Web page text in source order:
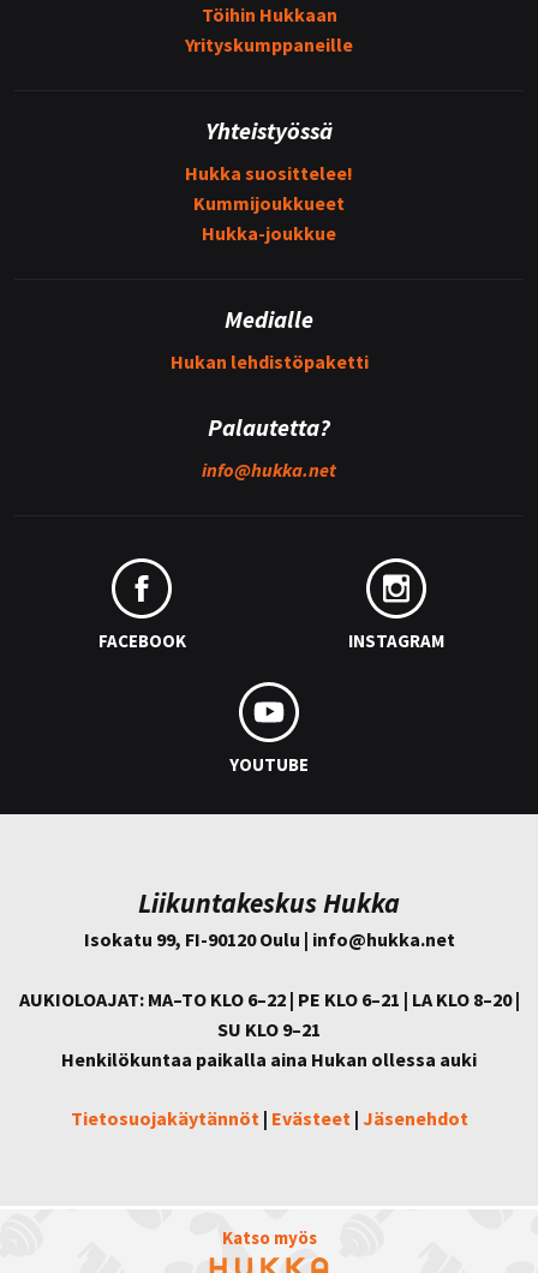
Töihin Hukkaan
Yrityskumppaneille
Yhteistyössä
Hukka suosittelee!
Kummijoukkueet
Hukka-joukkue
Medialle
Hukan lehdistöpaketti
Palautetta?
info@hukka.net
FACEBOOK INSTAGRAM
YOUTUBE
Liikuntakeskus Hukka
Isokatu 99, FI-90120 Oulu | info@hukka.net
AUKIOLOAJAT: MA–TO KLO 6–22 | PE KLO 6–21 | LA KLO 8–20 |
SU KLO 9–21
Henkilökuntaa paikalla aina Hukan ollessa auki
Tietosuojakäytännöt | Evästeet | Jäsenehdot
Katso myös